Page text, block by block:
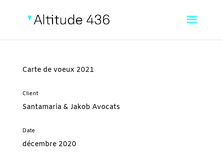
Carte de voeux 2021
Client
Santamaria & Jakob Avocats
Date
décembre 2020